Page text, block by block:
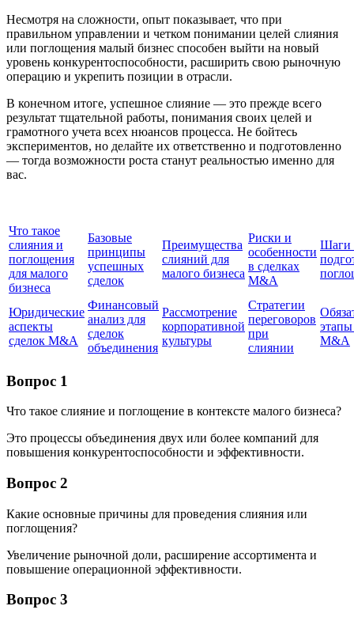
Несмотря на сложности, опыт показывает, что при
правильном управлении и четком понимании целей слияния
или поглощения малый бизнес способен выйти на новый
уровень конкурентоспособности, расширить свою рыночную
операцию и укрепить позиции в отрасли.
В конечном итоге, успешное слияние — это прежде всего
результат тщательной работы, понимания своих целей и
грамотного учета всех нюансов процесса. Не бойтесь
экспериментов, но делайте их ответственно и подготовленно
— тогда возможности роста станут реальностью именно для
вас.
Что такое
слияния и
поглощения
для малого
бизнеса
Базовые
принципы
успешных
сделок
Преимущества
слияний для
малого бизнеса
Риски и
особенности
в сделках
M&A
Шаги
Юридические
аспекты
сделок M&A
Финансовый
анализ для
сделок
объединения
Рассмотрение
корпоративной
культуры
Стратегии
переговоров
при
слиянии
M&A
Вопрос 1
Что такое слияние и поглощение в контексте малого бизнеса?
Это процессы объединения двух или более компаний для
повышения конкурентоспособности и эффективности.
Вопрос 2
Какие основные причины для проведения слияния или
поглощения?
Увеличение рыночной доли, расширение ассортимента и
повышение операционной эффективности.
Вопрос 3